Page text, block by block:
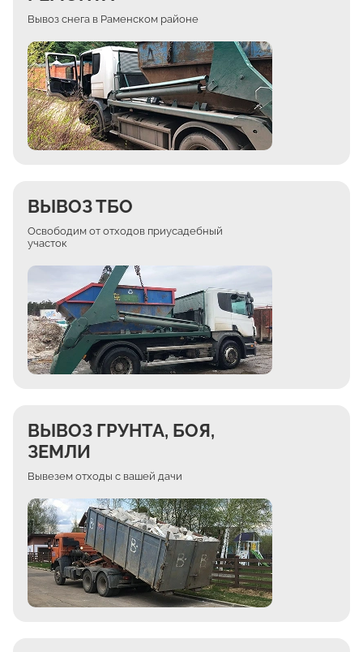
Вывоз снега в Раменском районе
ВЫВОЗ ТБО
Освободим от отходов приусадебный
участок
ВЫВОЗ ГРУНТА, БОЯ,
ЗЕМЛИ
Вывезем отходы с вашей дачи